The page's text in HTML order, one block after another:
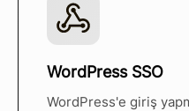
WordPress SSO
WordPress'e giriş